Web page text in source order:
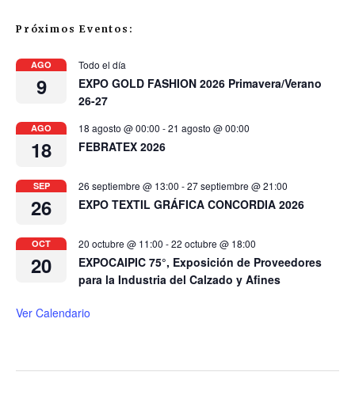
Próximos Eventos:
AGO
9
Todo el día
EXPO GOLD FASHION 2026 Primavera/Verano
26-27
AGO
18
18 agosto @ 00:00 -21 agosto @ 00:00
FEBRATEX 2026
SEP
26
26 septiembre @ 13:00 -27 septiembre @ 21:00
EXPO TEXTIL GRÁFICA CONCORDIA 2026
OCT
20
20 octubre @ 11:00 -22 octubre @ 18:00
EXPOCAIPIC 75°, Exposición de Proveedores
para la Industria del Calzado y Afines
Ver Calendario